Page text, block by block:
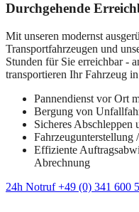
Durchgehende
Mit unseren modernst
Transportfahrzeugen und
Stunden für Sie erreichbar -
transportieren Ihr Fahrzeug
Pannendienst vor Ort
Bergung von
Sicheres Abschleppen
Fahrzeugunterstellung
Effiziente
Abrechnung
24h Notruf +49 (0) 341 600